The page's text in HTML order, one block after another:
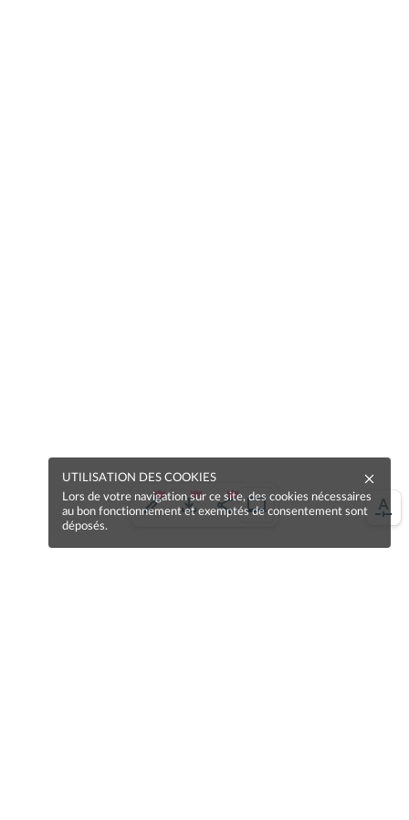
UTILISATION DES COOKIES
Lors de votre navigation sur ce site, des cookies nécessaires
au bon fonctionnement et exemptés de consentement sont
déposés.